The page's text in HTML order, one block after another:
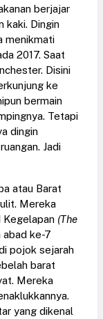
berjajar
kaki. Dingin
menikmati
2017. Saat
Disini
ke
bermain
Tetapi
dingin
Jadi
atau Barat
Mereka
Kegelapan (The
abad ke-7
pojok sejarah
barat
Mereka
yang dikenal